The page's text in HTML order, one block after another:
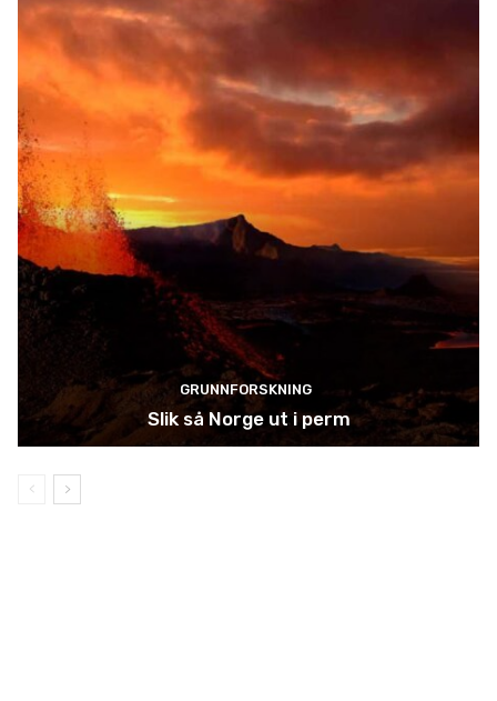
GRUNNFORSKNING
Slik så Norge ut i perm